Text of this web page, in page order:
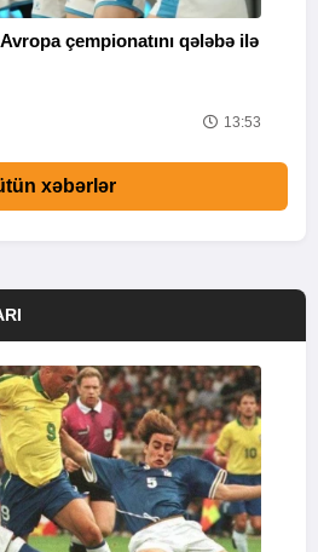
çempionatını qələbə ilə
13:53
xəbərlər